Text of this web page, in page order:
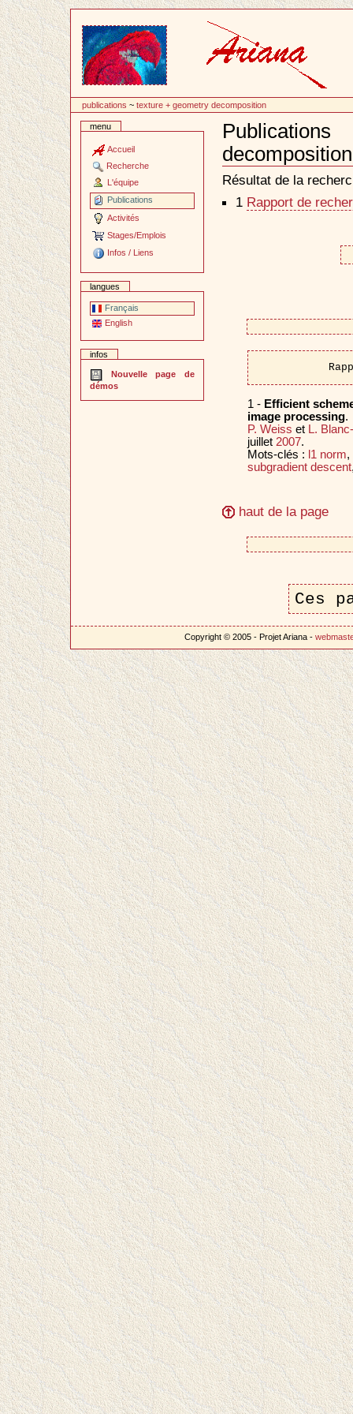
contenu
publications ~texture + geometry decomposition
menu
Accueil
Recherche
L'équipe
Publications
Activités
Stages/Emplois
Infos / Liens
langues
Français
English
infos
Nouvelle page de
démos
decomposition
Document
Actions
Résultat de la
1 Rapport de
1 - Efficient
image processing.
P. Weiss et L.
juillet 2007.
Mots-clés : l1 norm,
subgradient descent
haut de la page
Ces
Copyright © 2005 - Projet Ariana -